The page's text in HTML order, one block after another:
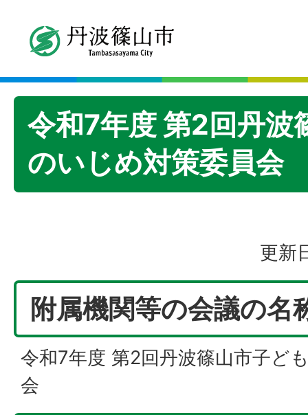
令和7年度 第2回丹波
のいじめ対策委員会
更新
附属機関等の会議の名
令和7年度 第2回丹波篠山市子ど
会